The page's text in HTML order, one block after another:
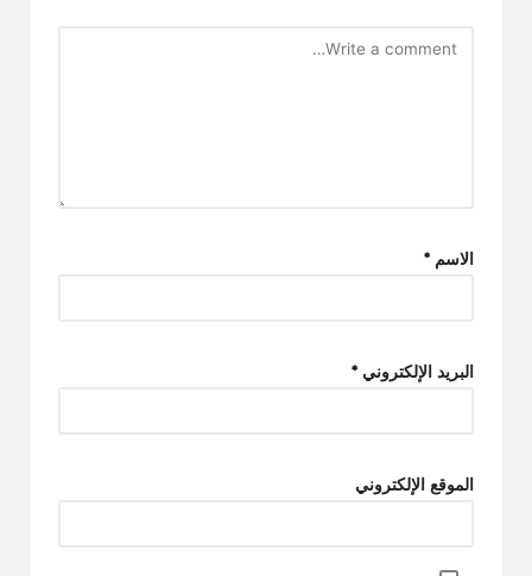
الاسم *
البريد الإلكتروني *
الموقع الإلكتروني